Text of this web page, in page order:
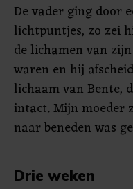
De vader ging door
lichtpuntjes, zo zei
de lichamen van
waren en hij
lichaam van Bente,
intact. Mijn moeder
naar beneden was
Drie weken